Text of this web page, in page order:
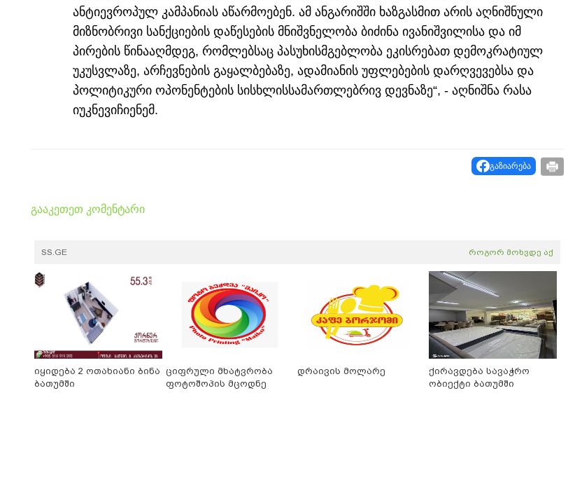
ანტიევროპულ კამპანიას აწარმოებენ. ამ ანგარიშში ხაზგასმით არის აღნიშნული
მიზნობრივი სანქციების დაწესების მნიშვნელობა ბიძინა ივანიშვილისა და იმ
პირების წინააღმდეგ, რომლებსაც პასუხისმგებლობა ეკისრებათ დემოკრატიულ
უკუსვლაზე, არჩევნების გაყალბებაზე, ადამიანის უფლებების დარღვევებსა და
პოლიტიკური ოპონენტების სისხლისსამართლებრივ დევნაზე“, - აღნიშნა რასა
იუკნევიჩიენემ.
გაზიარება
გააკეთეთ კომენტარი
SS.GE როგორ მოხვდე აქ
იყიდება 2 ოთახიანი ბინა
ბათუმში
ციფრული მხატვრობა
ფოტოშოპის მცოდნე
დრაივის მოლარე
ქირავდება სავაჭრო
ობიექტი ბათუმში